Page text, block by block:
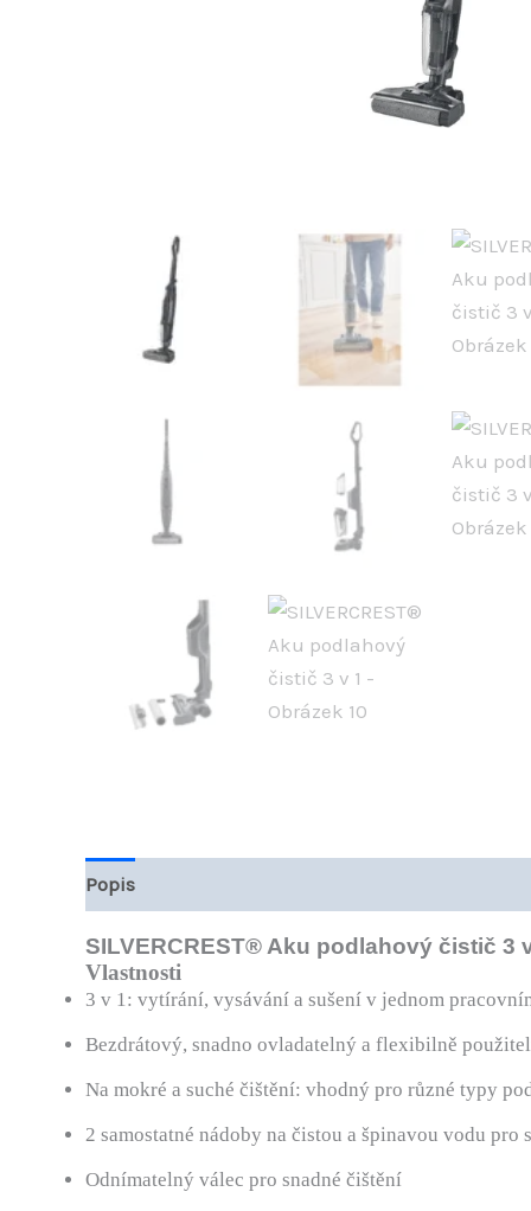
Popis
SILVERCREST® Aku podlahový čistič 3
Vlastnosti
3 v 1: vytírání, vysávání a sušení v jednom
Bezdrátový, snadno ovladatelný a flexibilně
Na mokré a suché čištění: vhodný pro různé typy
2 samostatné nádoby na čistou a špinavou vodu
Odnímatelný válec pro snadné čištění